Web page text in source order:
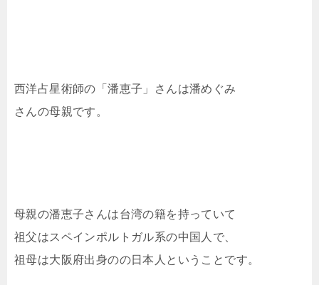
西洋占星術師の「潘恵子」さんは潘めぐみ
さんの母親です。
母親の潘恵子さんは台湾の籍を持っていて
祖父はスペインポルトガル系の中国人で、
祖母は大阪府出身のの日本人ということです。